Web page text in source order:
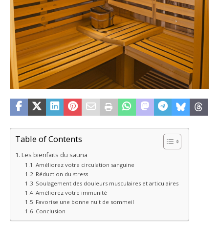
Table of Contents
Les bienfaits du sauna
Améliorez votre circulation sanguine
Réduction du stress
Soulagement des douleurs musculaires et articulaires
Améliorez votre immunité
Favorise une bonne nuit de sommeil
Conclusion